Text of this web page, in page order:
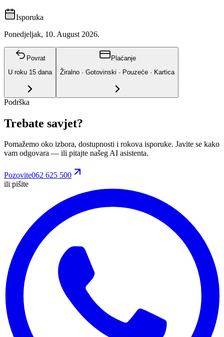
Isporuka
Ponedjeljak, 10. August 2026.
Povrat
U roku 15 dana
Plaćanje
Žiralno · Gotovinski · Pouzeće · Kartica
Podrška
Trebate savjet?
Pomažemo oko izbora, dostupnosti i rokova isporuke. Javite se kako
vam odgovara — ili pitajte našeg AI asistenta.
Pozovite062 625 500
ili pišite